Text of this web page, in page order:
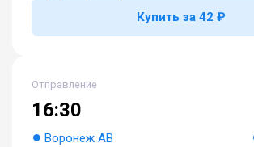
Купить за 42 ₽
Отправление
16:30
Воронеж АВ